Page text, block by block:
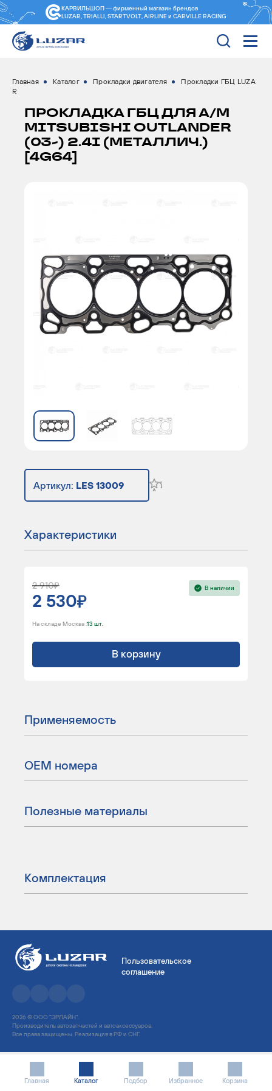
КАРВИЛЬШОП — фирменный магазин брендов
LUZAR, TRIALLI, STARTVOLT, AIRLINE и CARVILLE RACING
Главная Каталог Подбор Избранное Корзина
Главная Каталог Прокладки двигателя
Прокладки ГБЦ LUZA
R
ПРОКЛАДКА ГБЦ ДЛЯ А/М
MITSUBISHI OUTLANDER
(03-) 2.4I (МЕТАЛЛИЧ.)
[4G64]
Артикул: LES 13009
Характеристики
2 910
2 530
В наличии
На складе Москва :13 шт.
В корзину
Применяемость
ОЕМ номера
Полезные материалы
Комплектация
Пользовательское
соглашение
2026 © ООО "ЭРЛАЙН".
Производитель автозапчастей и автоаксессуаров.
Все права защищены. Реализация в РФ и СНГ.